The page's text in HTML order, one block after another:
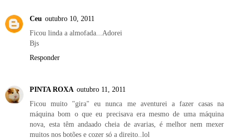
Ceu outubro 10, 2011
Ficou linda a almofada...Adorei
Bjs
Responder
PINTA ROXA outubro 11, 2011
Ficou muito "gira" eu nunca me aventurei a fazer casas na
máquina bom o que eu precisava era mesmo de uma máquina
nova, esta têm andaado cheia de avarias, é melhor nem mexer
muitos nos botões e cozer só a direito..lol